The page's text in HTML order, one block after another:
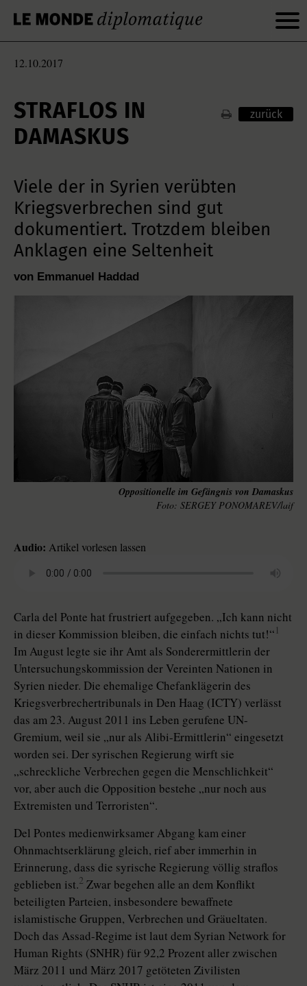
12.10.2017
STRAFLOS IN
DAMASKUS
zurück
Viele der in Syrien verübten
Kriegsverbrechen sind gut
dokumentiert. Trotzdem bleiben
Anklagen eine Seltenheit
von Emmanuel Haddad
Oppositionelle im Gefängnis von Damaskus
SERGEY PONOMAREV/laif
Audio: Artikel vorlesen lassen
Carla del Ponte hat frustriert aufgegeben. „Ich kann nicht
in dieser Kommission bleiben, die einfach nichts tut!“ 1
Im August legte sie ihr Amt als Sonderermittlerin der
Untersuchungskommission der Vereinten Nationen in
Syrien nieder. Die ehemalige Chefanklägerin des
Kriegsverbrechertribunals in Den Haag (ICTY) verlässt
das am 23. August 2011 ins Leben gerufene UN-
Gremium, weil sie „nur als Alibi-Ermittlerin“ eingesetzt
worden sei. Der syrischen Regierung wirft sie
„schreckliche Verbrechen gegen die Menschlichkeit“
vor, aber auch die Opposition bestehe „nur noch aus
Extremisten und Terroristen“.
Del Pontes medienwirksamer Abgang kam einer
Ohnmachtserklärung gleich, rief aber immerhin in
Erinnerung, dass die syrische Regierung völlig straflos
geblieben ist.2 Zwar begehen alle an dem Konflikt
beteiligten Parteien, insbesondere bewaffnete
islamistische Gruppen, Verbrechen und Gräueltaten.
Doch das Assad-Regime ist laut dem Syrian Network for
Human Rights (SNHR) für 92,2 Prozent aller zwischen
März 2011 und März 2017 getöteten Zivilisten